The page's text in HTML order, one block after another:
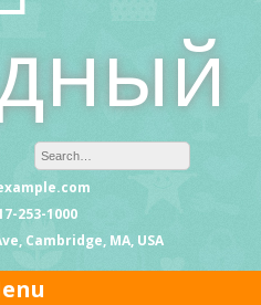
253-1000
Cambridge, MA, USA